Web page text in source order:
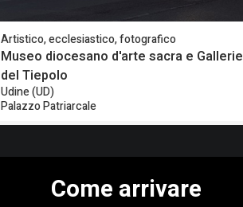
Artistico, ecclesiastico, fotografico
Museo diocesano d'arte sacra e Gallerie
del Tiepolo
Udine (UD)
Palazzo Patriarcale
Come arrivare